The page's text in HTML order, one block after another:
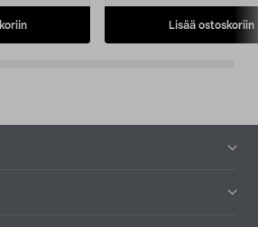
Lisää ostoskoriin